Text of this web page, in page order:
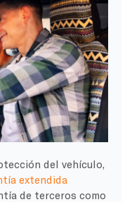
del vehículo,
extendida
de terceros como